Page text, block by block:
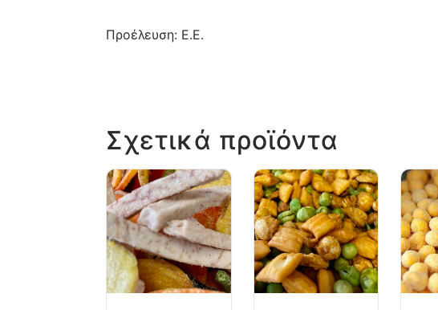
Προέλευση: Ε.Ε.
Σχετικά προϊόντα